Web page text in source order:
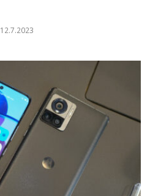
12.7.2023